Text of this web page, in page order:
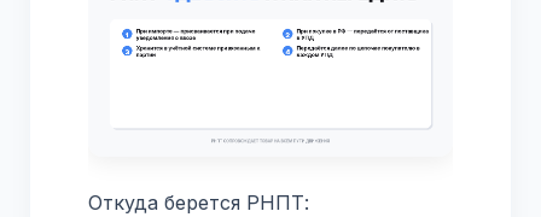
Откуда берется РНПТ: